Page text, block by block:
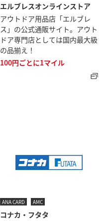
エルブレスオンラインストア
アウトドア用品店「エルブレ
ス」の公式通販サイト。アウト
ドア専門店としては国内最大級
の品揃え！
100円ごとに1マイル
ANA CARD AMC
コナカ・フタタ